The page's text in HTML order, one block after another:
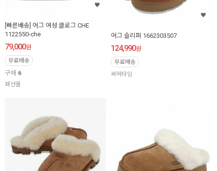
[빠른배송] 어그 여성 클로그 CHE
1122550-che
79,000원
무료배송
구매 6
패션몰
어그 슬리퍼 1662303507
124,990원
무료배송
써머타임